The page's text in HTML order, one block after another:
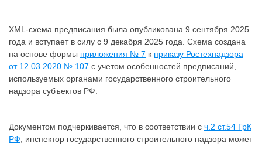
XML-схема предписания была опубликована 9 сентября 2025
года и вступает в силу с 9 декабря 2025 года. Схема создана
на основе формы приложения № 7 к приказу Ростехнадзора
от 12.03.2020 № 107 с учетом особенностей предписаний,
используемых органами государственного строительного
надзора субъектов РФ.
Документом подчеркивается, что в соответствии с ч.2 ст.54 ГрК
РФ , инспектор государственного строительного надзора может